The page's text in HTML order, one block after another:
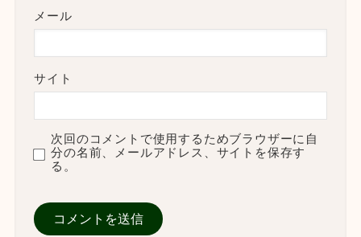
メール
サイト
次回のコメントで使用するためブラウザーに自
分の名前、メールアドレス、サイトを保存す
る。